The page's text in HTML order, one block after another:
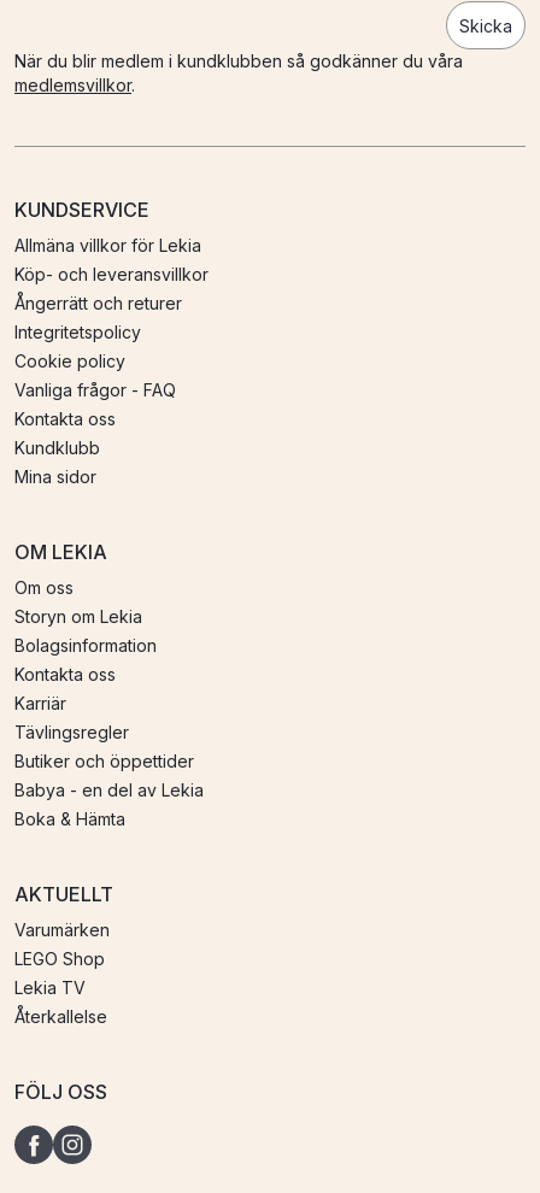
Skicka
När du blir medlem i kundklubben så godkänner du våra
medlemsvillkor.
KUNDSERVICE
Allmäna villkor för Lekia
Köp- och leveransvillkor
Ångerrätt och returer
Integritetspolicy
Cookie policy
Vanliga frågor - FAQ
Kontakta oss
Kundklubb
Mina sidor
OM LEKIA
Om oss
Storyn om Lekia
Bolagsinformation
Kontakta oss
Karriär
Tävlingsregler
Butiker och öppettider
Babya - en del av Lekia
Boka & Hämta
AKTUELLT
Varumärken
LEGO Shop
Lekia TV
Återkallelse
FÖLJ OSS